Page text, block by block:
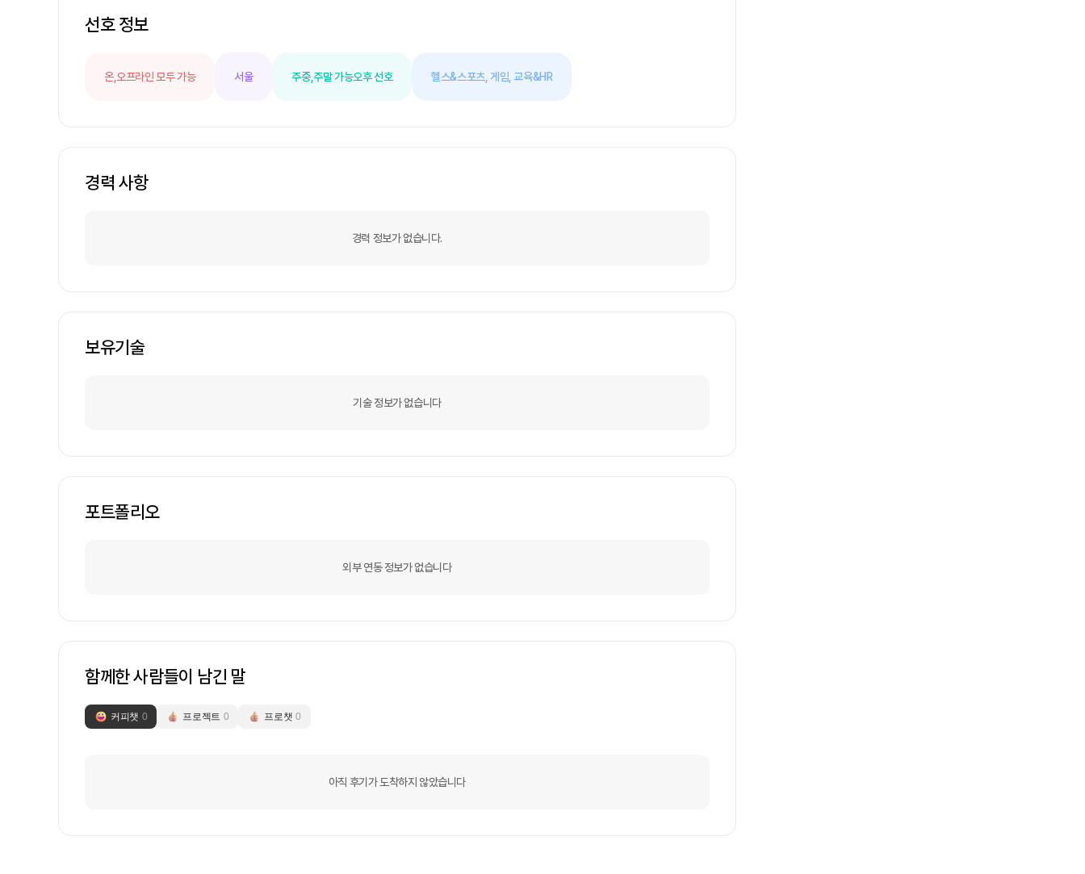
선호 정보
온,오프라인 모두 가능 서울 주중,주말 가능오후 선호 헬스&스포츠,게임, 교육&HR
경력 사항
경력 정보가 없습니다.
보유기술
기술 정보가 없습니다
포트폴리오
외부 연동 정보가 없습니다
함께한 사람들이 남긴 말
커피챗 0 프로젝트 0 프로챗 0
아직 후기가 도착하지 않았습니다